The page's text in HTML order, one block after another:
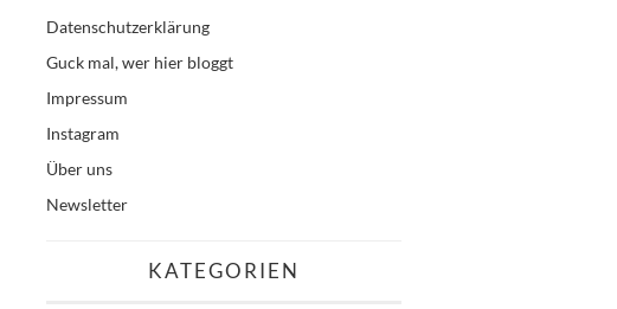
Datenschutzerklärung
Guck mal, wer hier bloggt
Impressum
Instagram
Über uns
Newsletter
KATEGORIEN